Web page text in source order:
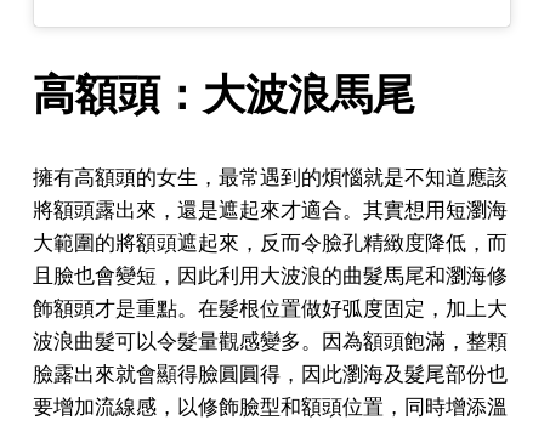
高額頭：大波浪馬尾
擁有高額頭的女生，最常遇到的煩惱就是不知道應該
將額頭露出來，還是遮起來才適合。其實想用短瀏海
大範圍的將額頭遮起來，反而令臉孔精緻度降低，而
且臉也會變短，因此利用大波浪的曲髮馬尾和瀏海修
飾額頭才是重點。在髮根位置做好弧度固定，加上大
波浪曲髮可以令髮量觀感變多。因為額頭飽滿，整顆
臉露出來就會顯得臉圓圓得，因此瀏海及髮尾部份也
要增加流線感，以修飾臉型和額頭位置，同時增添溫